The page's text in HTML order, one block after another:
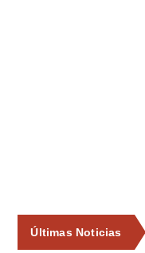
Últimas Noticias